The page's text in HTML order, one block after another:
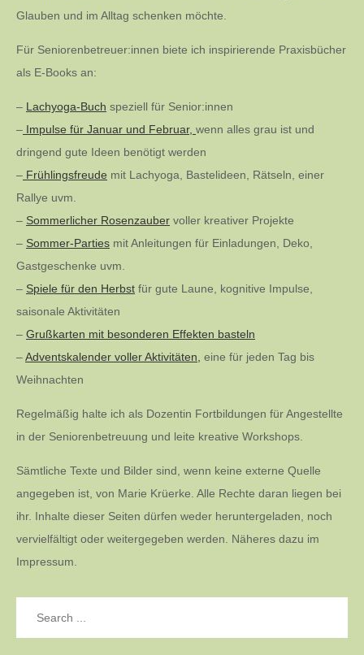
Glauben und im Alltag schenken möchte.
Für Seniorenbetreuer:innen biete ich inspirierende Praxisbücher
als E-Books an:
– Lachyoga-Buch speziell für Senior:innen
– Impulse für Januar und Februar, wenn alles grau ist und
dringend gute Ideen benötigt werden
– Frühlingsfreude mit Lachyoga, Bastelideen, Rätseln, einer
Rallye uvm.
– Sommerlicher Rosenzauber voller kreativer Projekte
– Sommer-Parties mit Anleitungen für Einladungen, Deko,
Gastgeschenke uvm.
– Spiele für den Herbst für gute Laune, kognitive Impulse,
saisonale Aktivitäten
– Grußkarten mit besonderen Effekten basteln
–Adventskalender voller Aktivitäten, eine für jeden Tag bis
Weihnachten
Regelmäßig halte ich als Dozentin Fortbildungen für Angestellte
in der Seniorenbetreuung und leite kreative Workshops.
Sämtliche Texte und Bilder sind, wenn keine externe Quelle
angegeben ist, von Marie Krüerke. Alle Rechte daran liegen bei
ihr. Inhalte dieser Seiten dürfen weder heruntergeladen, noch
vervielfältigt oder weitergegeben werden. Näheres dazu im
Impressum.